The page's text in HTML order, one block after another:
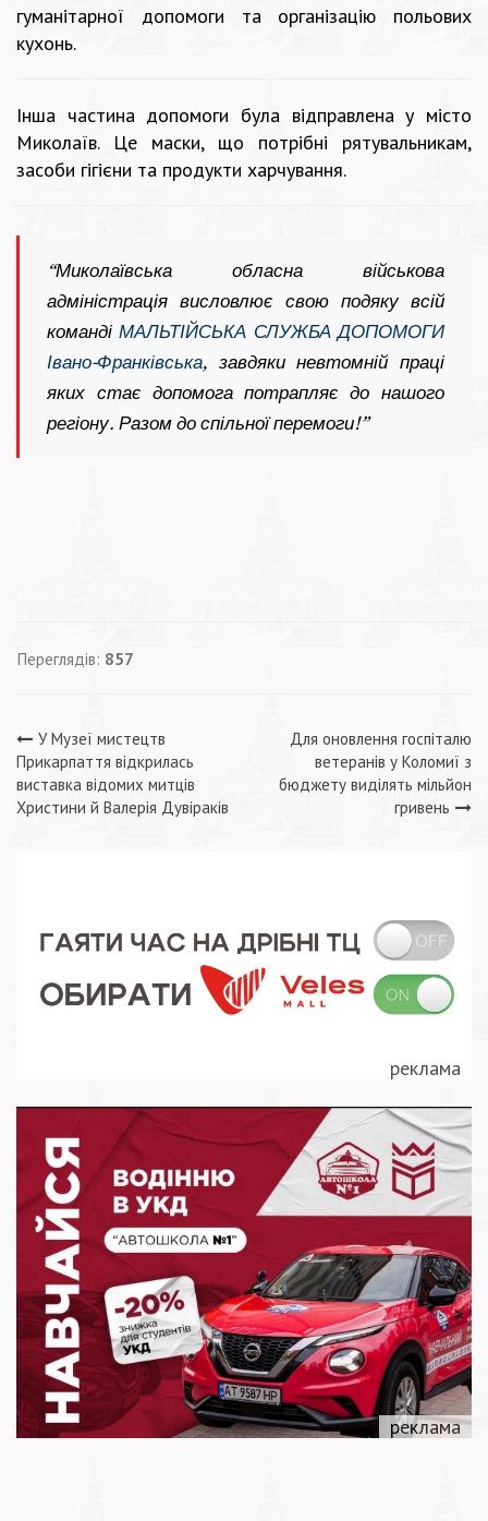
гуманітарної допомоги та організацію польових
кухонь.
Інша частина допомоги була відправлена у місто
Миколаїв. Це маски, що потрібні рятувальникам,
засоби гігієни та продукти харчування.
“Миколаївська обласна військова
адміністрація висловлює свою подяку всій
командіМАЛЬТІЙСЬКА СЛУЖБА ДОПОМОГИ
Івано-Франківська, завдяки невтомній праці
яких стає допомога потрапляє до нашого
регіону. Разом до спільної перемоги!”
Переглядів: 857
Навігація
записів
У Музеї мистецтв
Прикарпаття відкрилась
виставка відомих митців
Христини й Валерія Дувіраків
Для оновлення госпіталю
ветеранів у Коломиї з
бюджету виділять мільйон
гривень